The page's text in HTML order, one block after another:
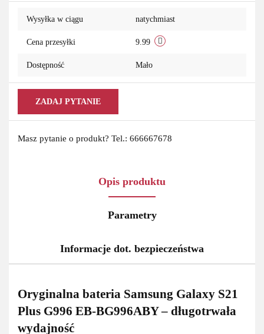
Do
Wysyłka w ciągu natychmiast
Cena przesyłki 9.99
Dostępność Mało
ZADAJ PYTANIE
Masz pytanie o produkt? Tel.: 666667678
Opis produktu
Parametry
Informacje dot. bezpieczeństwa
Oryginalna bateria Samsung Galaxy S21
Plus G996 EB-BG996ABY– długotrwała
wydajność